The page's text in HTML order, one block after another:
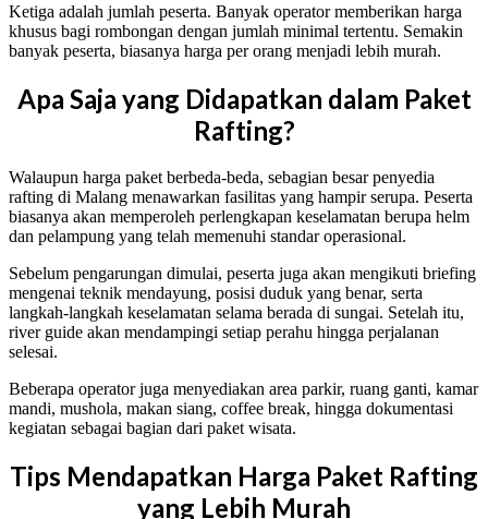
Ketiga adalah jumlah peserta. Banyak operator memberikan harga
khusus bagi rombongan dengan jumlah minimal tertentu. Semakin
banyak peserta, biasanya harga per orang menjadi lebih murah.
Apa Saja yang Didapatkan dalam Paket
Rafting?
Walaupun harga paket berbeda-beda, sebagian besar penyedia
rafting di Malang menawarkan fasilitas yang hampir serupa. Peserta
biasanya akan memperoleh perlengkapan keselamatan berupa helm
dan pelampung yang telah memenuhi standar operasional.
Sebelum pengarungan dimulai, peserta juga akan mengikuti briefing
mengenai teknik mendayung, posisi duduk yang benar, serta
langkah-langkah keselamatan selama berada di sungai. Setelah itu,
river guide akan mendampingi setiap perahu hingga perjalanan
selesai.
Beberapa operator juga menyediakan area parkir, ruang ganti, kamar
mandi, mushola, makan siang, coffee break, hingga dokumentasi
kegiatan sebagai bagian dari paket wisata.
Tips Mendapatkan Harga Paket Rafting
yang Lebih Murah